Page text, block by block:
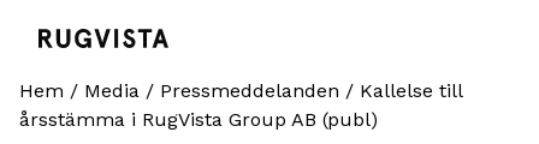
Hem / Media / Pressmeddelanden / Kallelse till
årsstämma i RugVista Group AB (publ)